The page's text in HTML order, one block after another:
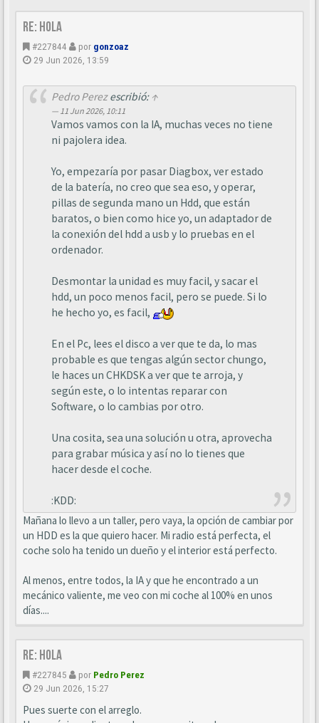
Re: Hola
#227844 por gonzoaz
29 Jun 2026, 13:59
Pedro Perezescribió: ↑
11 Jun 2026, 10:11
Vamos vamos con la IA, muchas veces no tiene
ni pajolera idea.
Yo, empezaría por pasar Diagbox, ver estado
de la batería, no creo que sea eso, y operar,
pillas de segunda mano un Hdd, que están
baratos, o bien como hice yo, un adaptador de
la conexión del hdd a usb y lo pruebas en el
ordenador.
Desmontar la unidad es muy facil, y sacar el
hdd, un poco menos facil, pero se puede. Si lo
he hecho yo, es facil,
En el Pc, lees el disco a ver que te da, lo mas
probable es que tengas algún sector chungo,
le haces un CHKDSK a ver que te arroja, y
según este, o lo intentas reparar con
Software, o lo cambias por otro.
Una cosita, sea una solución u otra, aprovecha
para grabar música y así no lo tienes que
hacer desde el coche.
:KDD:
Mañana lo llevo a un taller, pero vaya, la opción de cambiar por
un HDD es la que quiero hacer. Mi radio está perfecta, el
coche solo ha tenido un dueño y el interior está perfecto.
Al menos, entre todos, la IA y que he encontrado a un
mecánico valiente, me veo con mi coche al 100% en unos
días....
Re: Hola
#227845 por Pedro Perez
29 Jun 2026, 15:27
Pues suerte con el arreglo.